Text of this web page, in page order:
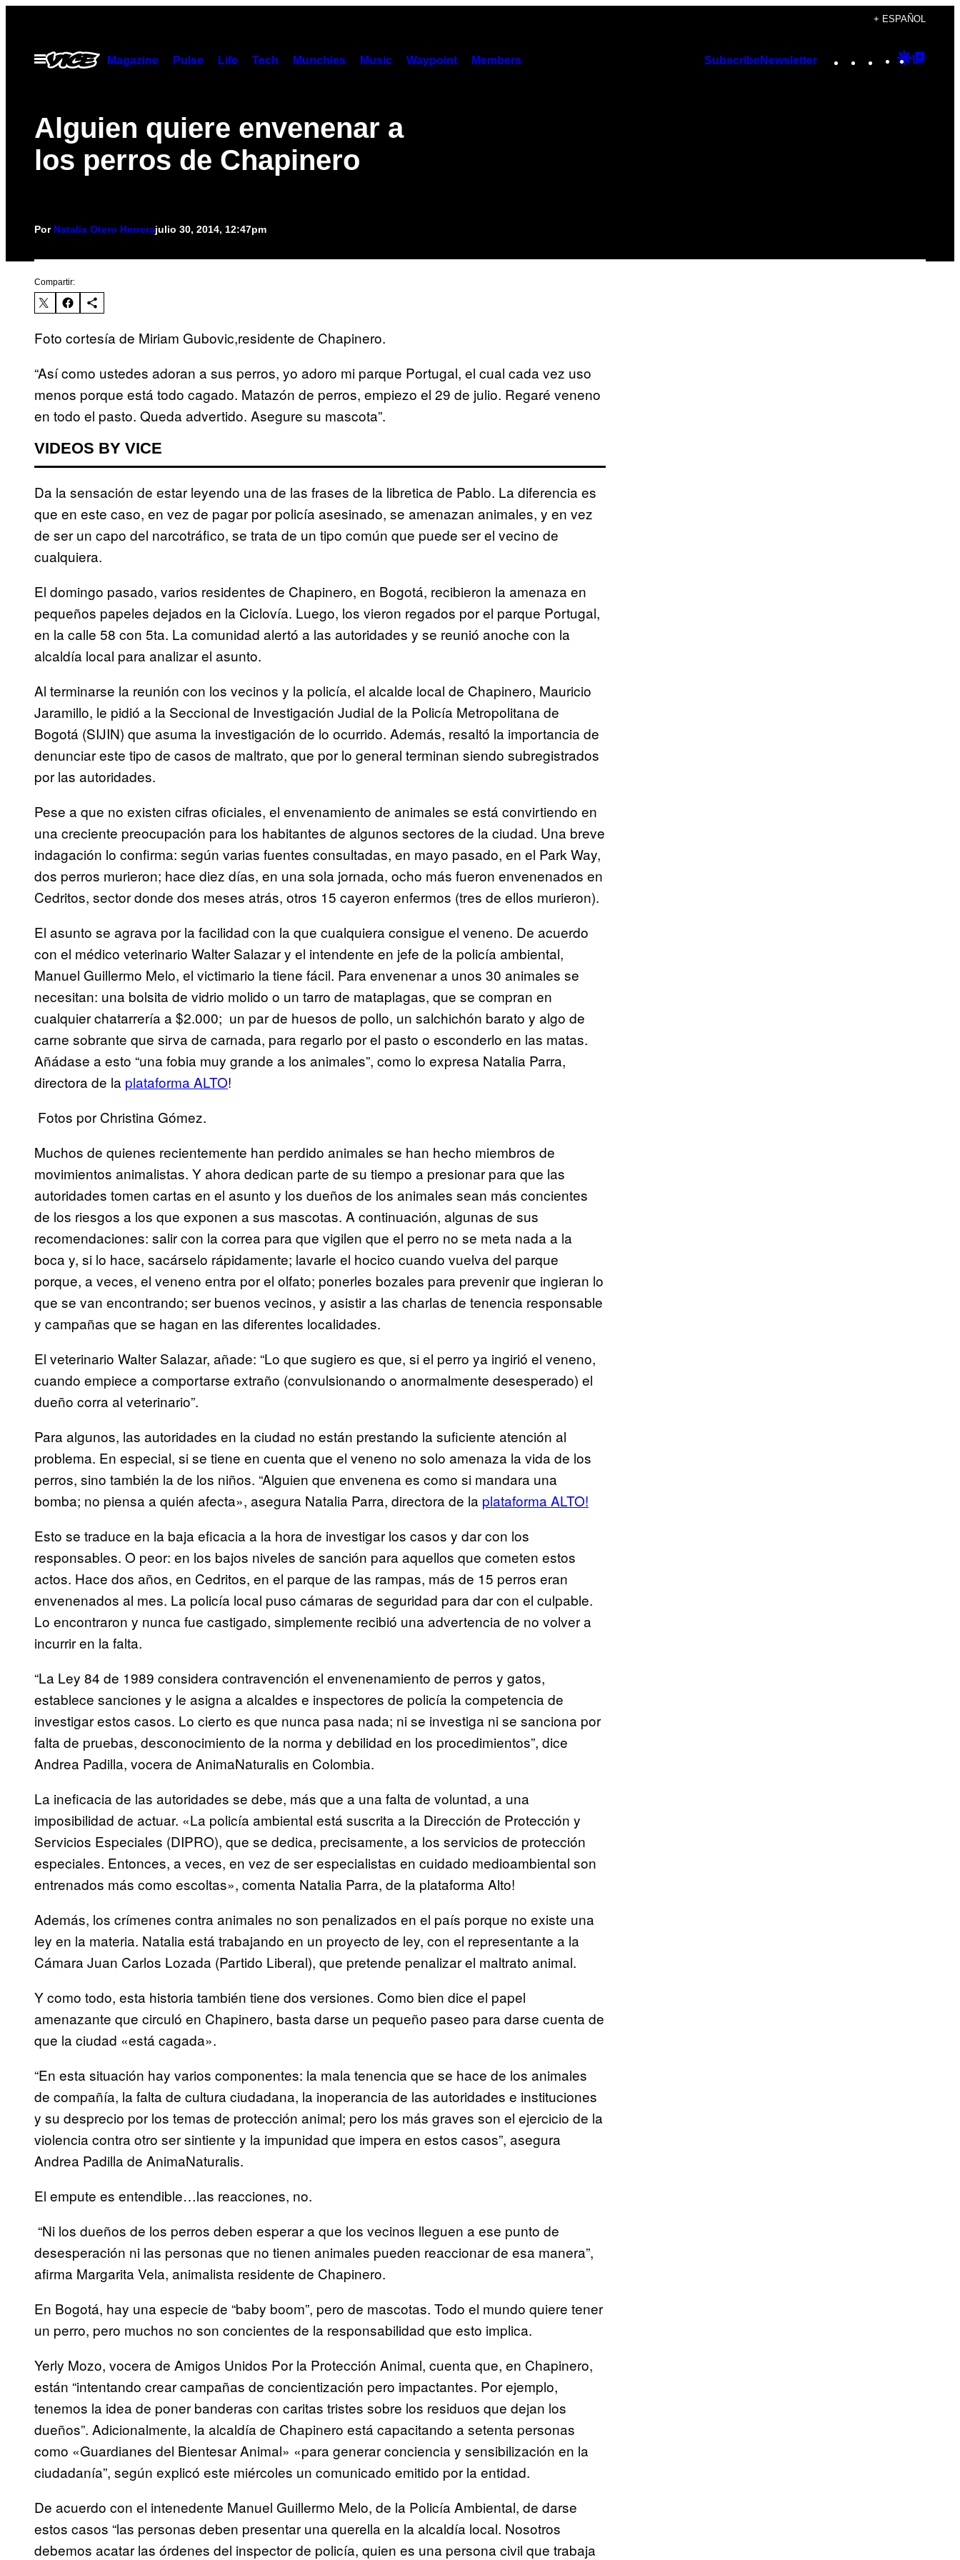
contenido
+ ESPAÑOL
Abrir
Menú
Magazine Pulse Life Tech Munchies Music Waypoint Members SubscribeNewsletter Instagram
TikTok
YouTube
Google
Alguien quiere envenenar a
los perros de Chapinero
Por Natalia Otero Herrerajulio 30, 2014, 12:47pm
Compartir:
Foto cortesía de Miriam Gubovic,residente de Chapinero.
“Así como ustedes adoran a sus perros, yo adoro mi parque Portugal, el cual cada vez uso
menos porque está todo cagado. Matazón de perros, empiezo el 29 de julio. Regaré veneno
en todo el pasto. Queda advertido. Asegure su mascota”.
VIDEOS BY VICE
Da la sensación de estar leyendo una de las frases de la libretica de Pablo. La diferencia es
que en este caso, en vez de pagar por policía asesinado, se amenazan animales, y en vez
de ser un capo del narcotráfico, se trata de un tipo común que puede ser el vecino de
cualquiera.
El domingo pasado, varios residentes de Chapinero, en Bogotá, recibieron la amenaza en
pequeños papeles dejados en la Ciclovía. Luego, los vieron regados por el parque Portugal,
en la calle 58 con 5ta. La comunidad alertó a las autoridades y se reunió anoche con la
alcaldía local para analizar el asunto.
Al terminarse la reunión con los vecinos y la policía, el alcalde local de Chapinero, Mauricio
Jaramillo, le pidió a la Seccional de Investigación Judial de la Policía Metropolitana de
Bogotá (SIJIN) que asuma la investigación de lo ocurrido. Además, resaltó la importancia de
denunciar este tipo de casos de maltrato, que por lo general terminan siendo subregistrados
por las autoridades.
Pese a que no existen cifras oficiales, el envenamiento de animales se está convirtiendo en
una creciente preocupación para los habitantes de algunos sectores de la ciudad. Una breve
indagación lo confirma: según varias fuentes consultadas, en mayo pasado, en el Park Way,
dos perros murieron; hace diez días, en una sola jornada, ocho más fueron envenenados en
Cedritos, sector donde dos meses atrás, otros 15 cayeron enfermos (tres de ellos murieron).
El asunto se agrava por la facilidad con la que cualquiera consigue el veneno. De acuerdo
con el médico veterinario Walter Salazar y el intendente en jefe de la policía ambiental,
Manuel Guillermo Melo, el victimario la tiene fácil. Para envenenar a unos 30 animales se
necesitan: una bolsita de vidrio molido o un tarro de mataplagas, que se compran en
cualquier chatarrería a $2.000; un par de huesos de pollo, un salchichón barato y algo de
carne sobrante que sirva de carnada, para regarlo por el pasto o esconderlo en las matas.
Añádase a esto “una fobia muy grande a los animales”, como lo expresa Natalia Parra,
directora de la plataforma ALTO!
Fotos por Christina Gómez.
Muchos de quienes recientemente han perdido animales se han hecho miembros de
movimientos animalistas. Y ahora dedican parte de su tiempo a presionar para que las
autoridades tomen cartas en el asunto y los dueños de los animales sean más concientes
de los riesgos a los que exponen a sus mascotas. A continuación, algunas de sus
recomendaciones: salir con la correa para que vigilen que el perro no se meta nada a la
boca y, si lo hace, sacárselo rápidamente; lavarle el hocico cuando vuelva del parque
porque, a veces, el veneno entra por el olfato; ponerles bozales para prevenir que ingieran lo
que se van encontrando; ser buenos vecinos, y asistir a las charlas de tenencia responsable
y campañas que se hagan en las diferentes localidades.
El veterinario Walter Salazar, añade: “Lo que sugiero es que, si el perro ya ingirió el veneno,
cuando empiece a comportarse extraño (convulsionando o anormalmente desesperado) el
dueño corra al veterinario”.
Para algunos, las autoridades en la ciudad no están prestando la suficiente atención al
problema. En especial, si se tiene en cuenta que el veneno no solo amenaza la vida de los
perros, sino también la de los niños. “Alguien que envenena es como si mandara una
bomba; no piensa a quién afecta», asegura Natalia Parra, directora de la plataforma ALTO!
Esto se traduce en la baja eficacia a la hora de investigar los casos y dar con los
responsables. O peor: en los bajos niveles de sanción para aquellos que cometen estos
actos. Hace dos años, en Cedritos, en el parque de las rampas, más de 15 perros eran
envenenados al mes. La policía local puso cámaras de seguridad para dar con el culpable.
Lo encontraron y nunca fue castigado, simplemente recibió una advertencia de no volver a
incurrir en la falta.
“La Ley 84 de 1989 considera contravención el envenenamiento de perros y gatos,
establece sanciones y le asigna a alcaldes e inspectores de policía la competencia de
investigar estos casos. Lo cierto es que nunca pasa nada; ni se investiga ni se sanciona por
falta de pruebas, desconocimiento de la norma y debilidad en los procedimientos”, dice
Andrea Padilla, vocera de AnimaNaturalis en Colombia.
La ineficacia de las autoridades se debe, más que a una falta de voluntad, a una
imposibilidad de actuar. «La policía ambiental está suscrita a la Dirección de Protección y
Servicios Especiales (DIPRO), que se dedica, precisamente, a los servicios de protección
especiales. Entonces, a veces, en vez de ser especialistas en cuidado medioambiental son
entrenados más como escoltas», comenta Natalia Parra, de la plataforma Alto!
Además, los crímenes contra animales no son penalizados en el país porque no existe una
ley en la materia. Natalia está trabajando en un proyecto de ley, con el representante a la
Cámara Juan Carlos Lozada (Partido Liberal), que pretende penalizar el maltrato animal.
Y como todo, esta historia también tiene dos versiones. Como bien dice el papel
amenazante que circuló en Chapinero, basta darse un pequeño paseo para darse cuenta de
que la ciudad «está cagada».
“En esta situación hay varios componentes: la mala tenencia que se hace de los animales
de compañía, la falta de cultura ciudadana, la inoperancia de las autoridades e instituciones
y su desprecio por los temas de protección animal; pero los más graves son el ejercicio de la
violencia contra otro ser sintiente y la impunidad que impera en estos casos”, asegura
Andrea Padilla de AnimaNaturalis.
El empute es entendible…las reacciones, no.
“Ni los dueños de los perros deben esperar a que los vecinos lleguen a ese punto de
desesperación ni las personas que no tienen animales pueden reaccionar de esa manera”,
afirma Margarita Vela, animalista residente de Chapinero.
En Bogotá, hay una especie de “baby boom”, pero de mascotas. Todo el mundo quiere tener
un perro, pero muchos no son concientes de la responsabilidad que esto implica.
Yerly Mozo, vocera de Amigos Unidos Por la Protección Animal, cuenta que, en Chapinero,
están “intentando crear campañas de concientización pero impactantes. Por ejemplo,
tenemos la idea de poner banderas con caritas tristes sobre los residuos que dejan los
dueños”. Adicionalmente, la alcaldía de Chapinero está capacitando a setenta personas
como «Guardianes del Bientesar Animal» «para generar conciencia y sensibilización en la
ciudadanía”, según explicó este miércoles un comunicado emitido por la entidad.
De acuerdo con el intenedente Manuel Guillermo Melo, de la Policía Ambiental, de darse
estos casos “las personas deben presentar una querella en la alcaldía local. Nosotros
debemos acatar las órdenes del inspector de policía, quien es una persona civil que trabaja